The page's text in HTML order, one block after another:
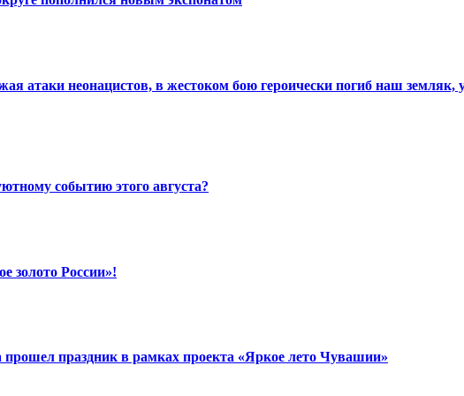
атаки неонацистов, в жестоком бою героически погиб наш
событию этого августа?
золото России»!
праздник в рамках проекта «Яркое лето Чувашии»